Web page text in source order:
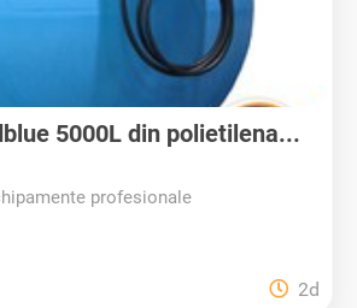
5000L din polietilena...
profesionale
2d